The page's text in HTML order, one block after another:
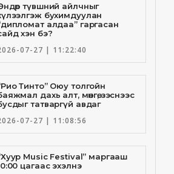
түвшний айлчныг
бухимдуулан
алдаа” гаргасан
хэн бэ?
07-27 | 11:22:40
Тинто” Оюу толгойн
дахь алт, мөнгө, зэснээс
татваргүй авдаг
07-27 | 11:08:56
Music Festival” маргааш
цагаас эхэлнэ